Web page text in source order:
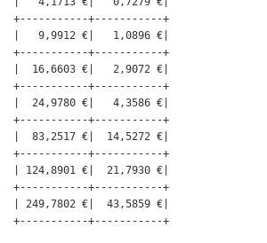
+-----------+-----------+
|   9,9912 €|   1,0896 €|
+-----------+-----------+
|  16,6603 €|   2,9072 €|
+-----------+-----------+
|  24,9780 €|   4,3586 €|
+-----------+-----------+
|  83,2517 €|  14,5272 €|
+-----------+-----------+
| 124,8901 €|  21,7930 €|
+-----------+-----------+
| 249,7802 €|  43,5859 €|
+-----------+-----------+